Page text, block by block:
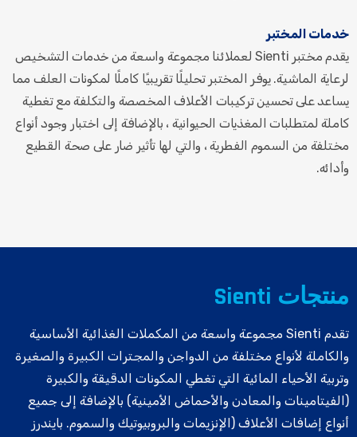
خدمات المختبر
يقدم مختبر Sienti لعملائنا مجموعة واسعة من خدمات التشخيص
لرعاية الماشية. يوفر المختبر تحليلًا تقريبيًا كاملًا لمكونات العلف مما
يساعد على تحسين تركيبات الأعلاف المخصصة والتكلفة مع تغطية
كاملة لمتطلبات المغذيات الحيوانية ، بالإضافة إلى اختبار وجود أنواع
مختلفة من السموم الفطرية ، والتي لها تأثير ضار على صحة القطيع
وأدائه.
منتجات Sienti
تقدم Sienti مجموعة واسعة من المكملات الغذائية الأساسية
والكاملة لأنواع مختلفة من الدواجن والمجترات الكبيرة والصغيرة
وتربية الأحياء المائية التي تغطي المكونات الدقيقة والكبيرة
(الفيتامينات والمعادن والأحماض الأمينية) بالإضافة إلى جميع
أنواع إضافات الأعلاف (الإنزيمات والبروبيوتيك والسموم. بايندرز